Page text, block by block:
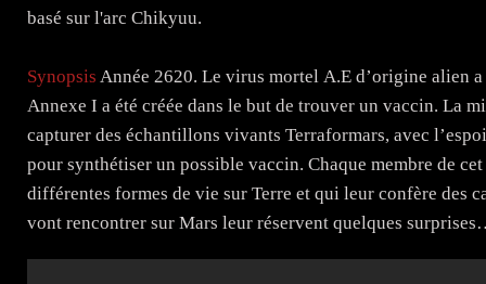
basé sur l'arc Chikyuu.
Synopsis Année 2620. Le virus mortel A.E d’origine alien
Annexe I a été créée dans le but de trouver un vaccin. La
capturer des échantillons vivants Terraformars, avec
pour synthétiser un possible vaccin. Chaque membre de
différentes formes de vie sur Terre et qui leur confère des
vont rencontrer sur Mars leur réservent quelques